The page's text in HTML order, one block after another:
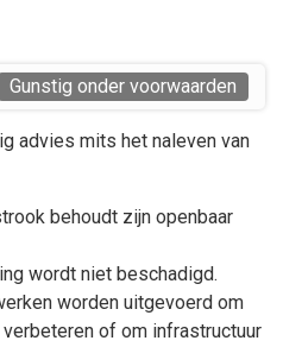
Gunstig onder voorwaarden
advies mits het naleven van
behoudt zijn openbaar
wordt niet beschadigd.
worden uitgevoerd om
of om infrastructuur